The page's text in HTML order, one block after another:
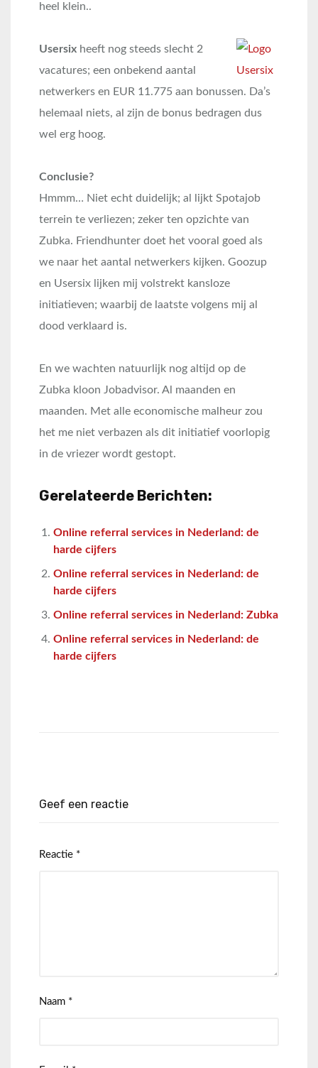
heel klein..
Usersix heeft nog steeds slecht 2
vacatures; een onbekend aantal
netwerkers en EUR 11.775 aan bonussen. Da’s
helemaal niets, al zijn de bonus bedragen dus
wel erg hoog.
Conclusie?
Hmmm… Niet echt duidelijk; al lijkt Spotajob
terrein te verliezen; zeker ten opzichte van
Zubka. Friendhunter doet het vooral goed als
we naar het aantal netwerkers kijken. Goozup
en Usersix lijken mij volstrekt kansloze
initiatieven; waarbij de laatste volgens mij al
dood verklaard is.
En we wachten natuurlijk nog altijd op de
Zubka kloon Jobadvisor. Al maanden en
maanden. Met alle economische malheur zou
het me niet verbazen als dit initiatief voorlopig
in de vriezer wordt gestopt.
Gerelateerde Berichten:
Online referral services in Nederland: de
harde cijfers
Online referral services in Nederland: de
harde cijfers
Online referral services in Nederland: Zubka
Online referral services in Nederland: de
harde cijfers
Geef een reactie
Reactie *
Naam *